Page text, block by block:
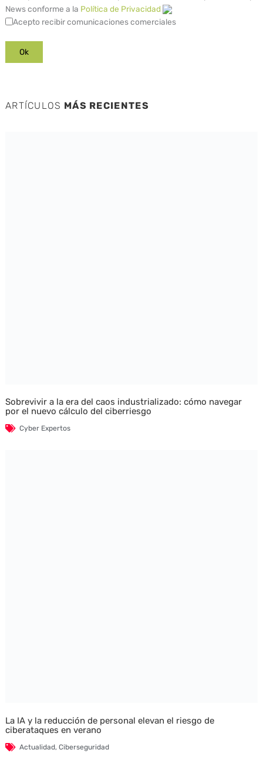
News conforme a la Política de Privacidad
Acepto recibir comunicaciones comerciales
ARTÍCULOS MÁS RECIENTES
Sobrevivir a la era del caos industrializado: cómo navegar
por el nuevo cálculo del ciberriesgo
Cyber Expertos
La IA y la reducción de personal elevan el riesgo de
ciberataques en verano
Actualidad, Ciberseguridad